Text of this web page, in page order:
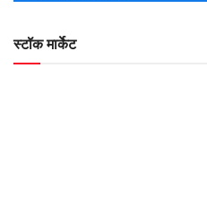
स्टॉक मार्केट